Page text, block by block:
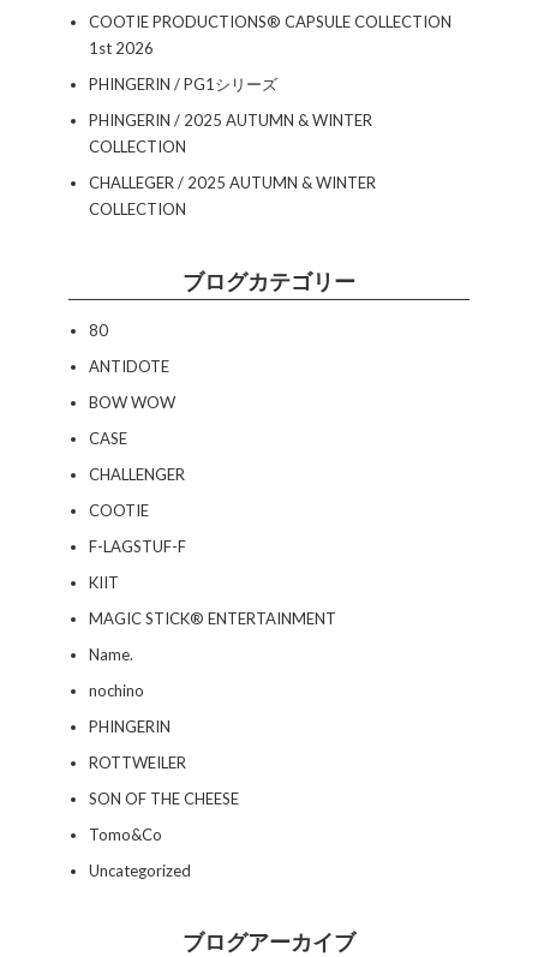
COOTIE PRODUCTIONS®︎ CAPSULE COLLECTION
1st 2026
PHINGERIN / PG1シリーズ
PHINGERIN / 2025 AUTUMN & WINTER
COLLECTION
CHALLEGER / 2025 AUTUMN & WINTER
COLLECTION
ブログカテゴリー
80
ANTIDOTE
BOW WOW
CASE
CHALLENGER
COOTIE
F-LAGSTUF-F
KIIT
MAGIC STICK® ENTERTAINMENT
Name.
nochino
PHINGERIN
ROTTWEILER
SON OF THE CHEESE
Tomo&Co
Uncategorized
ブログアーカイブ